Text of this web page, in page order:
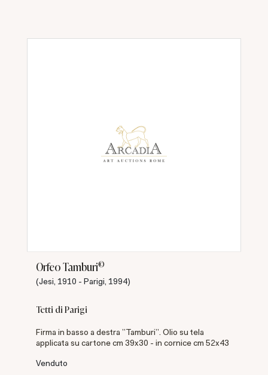
Orfeo Tamburi©
(Jesi, 1910 - Parigi, 1994)
Tetti di Parigi
Firma in basso a destra "Tamburi". Olio su tela
applicata su cartone cm 39x30 - in cornice cm 52x43
Venduto